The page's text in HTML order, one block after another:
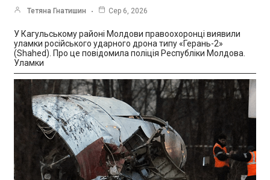
Тетяна Гнатишин Сер 6, 2026
У Кагульському районі Молдови правоохоронці виявили
уламки російського ударного дрона типу «Герань-2»
(Shahed). Про це повідомила поліція Республіки Молдова.
Уламки